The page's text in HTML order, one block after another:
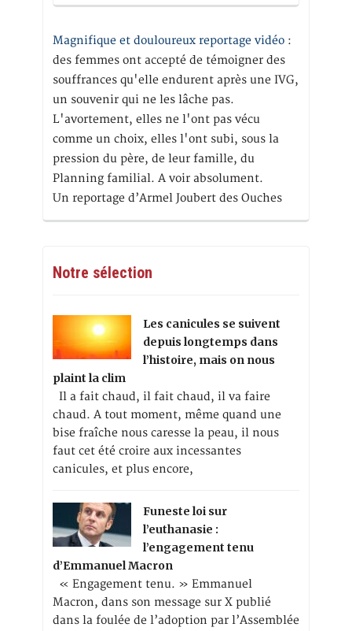
Magnifique et douloureux reportage vidéo :
des femmes ont accepté de témoigner des
souffrances qu'elle endurent après une IVG,
un souvenir qui ne les lâche pas.
L'avortement, elles ne l'ont pas vécu
comme un choix, elles l'ont subi, sous la
pression du père, de leur famille, du
Planning familial. A voir absolument.
Un reportage d’Armel Joubert des Ouches
Notre sélection
Les canicules se suivent
depuis longtemps dans
l’histoire, mais on nous
plaint la clim
Il a fait chaud, il fait chaud, il va faire
chaud. A tout moment, même quand une
bise fraîche nous caresse la peau, il nous
faut cet été croire aux incessantes
canicules, et plus encore,
Funeste loi sur
l’euthanasie :
l’engagement tenu
d’Emmanuel Macron
« Engagement tenu. » Emmanuel
Macron, dans son message sur X publié
dans la foulée de l’adoption par l’Assemblée